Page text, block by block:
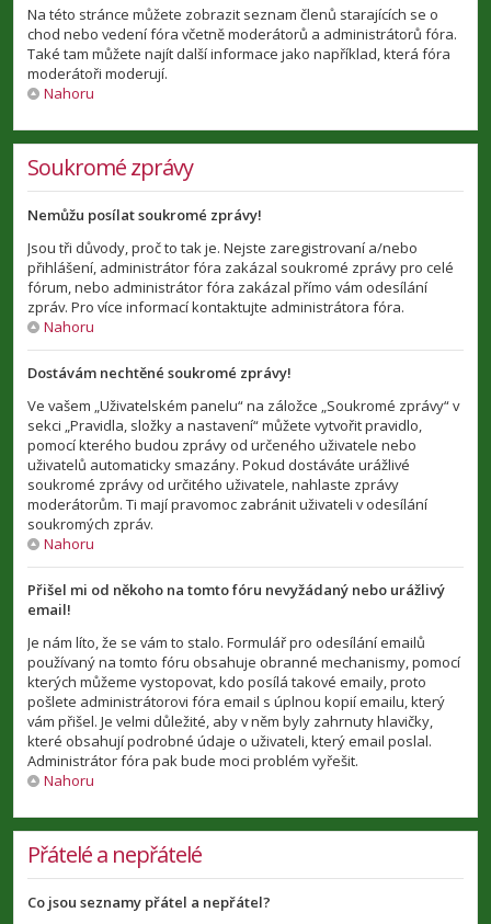
Na této stránce můžete zobrazit seznam členů starajících se o
chod nebo vedení fóra včetně moderátorů a administrátorů fóra.
Také tam můžete najít další informace jako například, která fóra
moderátoři moderují.
Nahoru
Soukromé zprávy
Nemůžu posílat soukromé zprávy!
Jsou tři důvody, proč to tak je. Nejste zaregistrovaní a/nebo
přihlášení, administrátor fóra zakázal soukromé zprávy pro celé
fórum, nebo administrátor fóra zakázal přímo vám odesílání
zpráv. Pro více informací kontaktujte administrátora fóra.
Nahoru
Dostávám nechtěné soukromé zprávy!
Ve vašem „Uživatelském panelu“ na záložce „Soukromé zprávy“ v
sekci „Pravidla, složky a nastavení“ můžete vytvořit pravidlo,
pomocí kterého budou zprávy od určeného uživatele nebo
uživatelů automaticky smazány. Pokud dostáváte urážlivé
soukromé zprávy od určitého uživatele, nahlaste zprávy
moderátorům. Ti mají pravomoc zabránit uživateli v odesílání
soukromých zpráv.
Nahoru
Přišel mi od někoho na tomto fóru nevyžádaný nebo urážlivý
email!
Je nám líto, že se vám to stalo. Formulář pro odesílání emailů
používaný na tomto fóru obsahuje obranné mechanismy, pomocí
kterých můžeme vystopovat, kdo posílá takové emaily, proto
pošlete administrátorovi fóra email s úplnou kopií emailu, který
vám přišel. Je velmi důležité, aby v něm byly zahrnuty hlavičky,
které obsahují podrobné údaje o uživateli, který email poslal.
Administrátor fóra pak bude moci problém vyřešit.
Nahoru
Přátelé a nepřátelé
Co jsou seznamy přátel a nepřátel?